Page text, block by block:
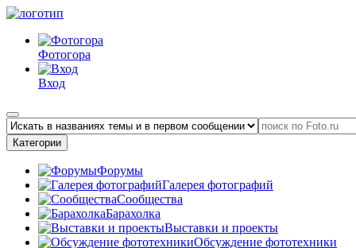
Фотогора
Вход
Категории
Форумы
Галерея фотографий
Сообщества
Барахолка
Выставки и проекты
Обсуждение фототехники